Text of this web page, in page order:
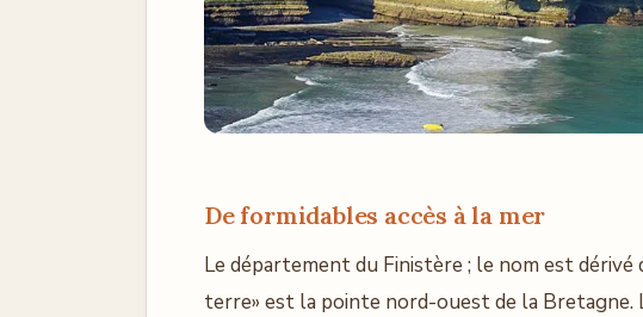
De formidables accès à la mer
Le département du Finistère ; le nom est
terre» est la pointe nord-ouest de la